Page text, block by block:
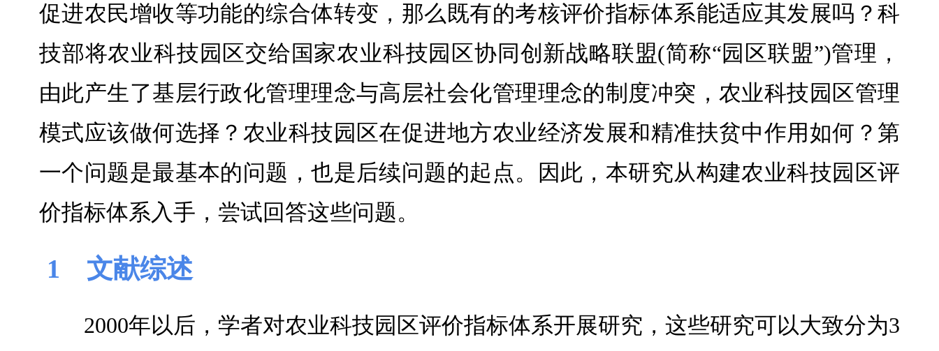
促进农民增收等功能的综合体转变，那么既有的考核评价指标体系能适应其发展吗？科
技部将农业科技园区交给国家农业科技园区协同创新战略联盟(简称“园区联盟”)管理，
由此产生了基层行政化管理理念与高层社会化管理理念的制度冲突，农业科技园区管理
模式应该做何选择？农业科技园区在促进地方农业经济发展和精准扶贫中作用如何？第
一个问题是最基本的问题，也是后续问题的起点。因此，本研究从构建农业科技园区评
价指标体系入手，尝试回答这些问题。
1 文献综述
2000年以后，学者对农业科技园区评价指标体系开展研究，这些研究可以大致分为3